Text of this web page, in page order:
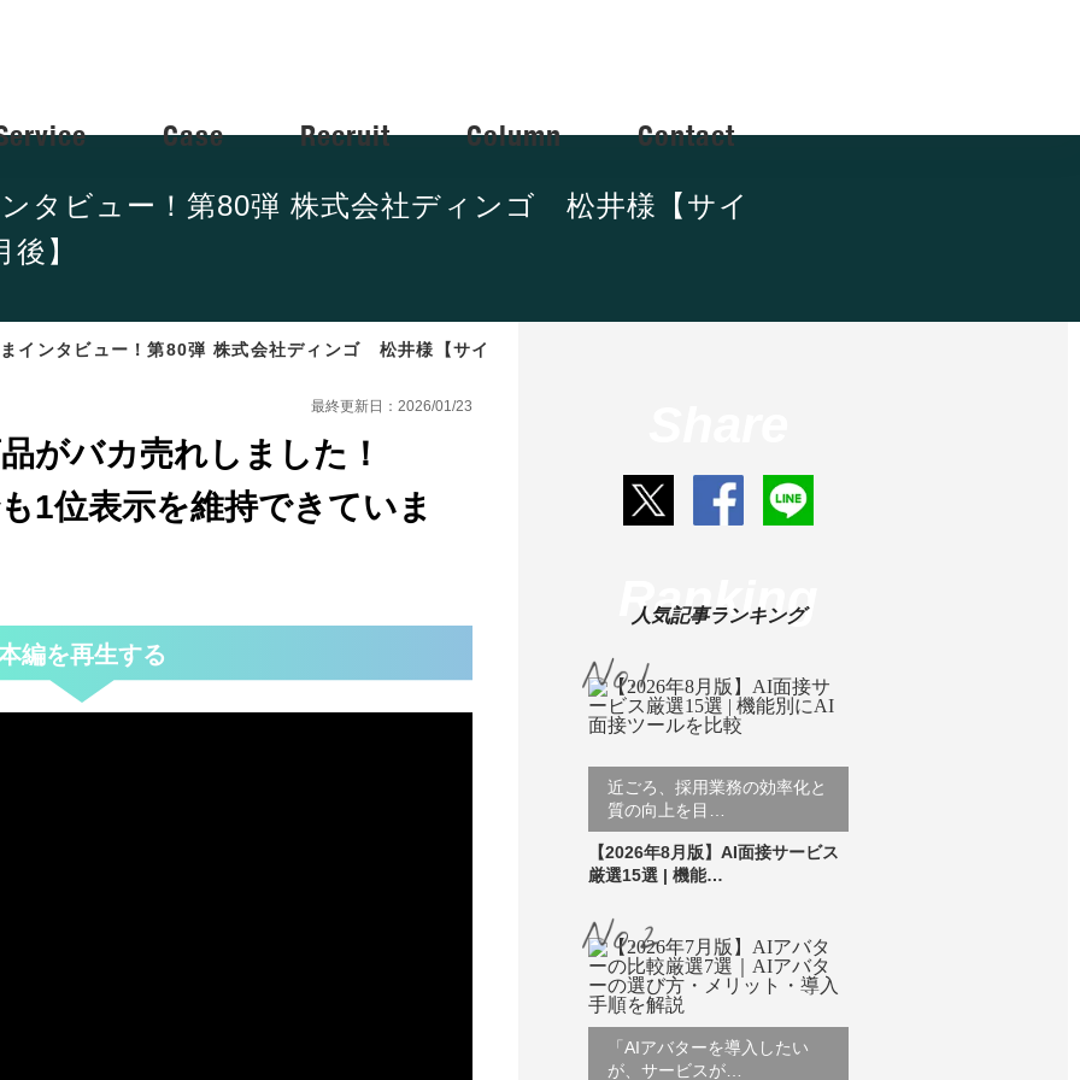
Case Recruit Column Contact
タビュー！第80弾 株式会社ディンゴ 松井様【サイ
】
インタビュー！第80弾 株式会社ディンゴ 松井様【サイ
最終更新日：2026/01/23
がバカ売れしました！
1位表示を維持できていま
編を再生する
人気記事ランキング
Ranking
近ごろ、採用業務の効率化と
質の向上を目…
【2026年8月版】AI面接サービス
厳選15選 | 機能…
「AIアバターを導入したい
が、サービスが…